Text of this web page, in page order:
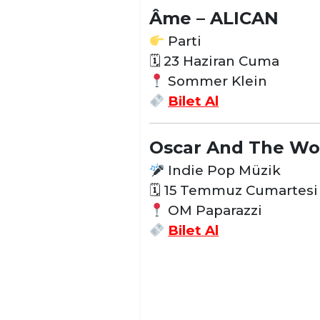
Âme – ALICAN
Parti
🗓 23 Haziran Cuma
Sommer Klein
Bilet Al
Oscar And The
Indie Pop Müzik
🗓 15 Temmuz Cumartesi
OM Paparazzi
Bilet Al